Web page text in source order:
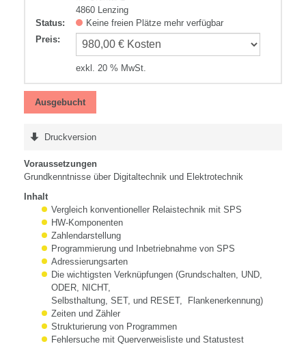
4860 Lenzing
Status:
Keine freien Plätze mehr verfügbar
Preis:
exkl. 20 % MwSt.
Ausgebucht
Druckversion
Voraussetzungen
Grundkenntnisse über Digitaltechnik und Elektrotechnik
Inhalt
Vergleich konventioneller Relaistechnik mit SPS
HW-Komponenten
Zahlendarstellung
Programmierung und Inbetriebnahme von SPS
Adressierungsarten
Die wichtigsten Verknüpfungen (Grundschalten, UND,
ODER, NICHT,
Selbsthaltung, SET, und RESET, Flankenerkennung)
Zeiten und Zähler
Strukturierung von Programmen
Fehlersuche mit Querverweisliste und Statustest